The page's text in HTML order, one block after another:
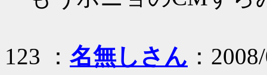
123 ： 名無しさん ：